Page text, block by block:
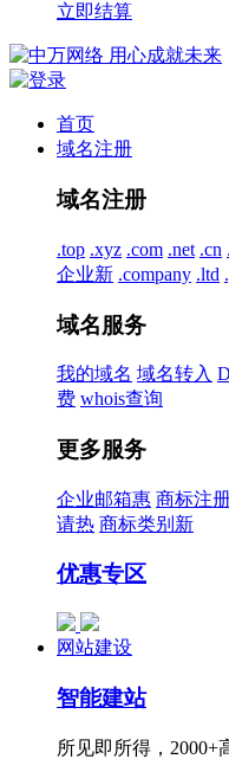
立即结算
首页
域名注册
域名注册
.top .xyz .com .net .cn
企业新 .company .ltd
域名服务
我的域名 域名转入
费 whois查询
更多服务
企业邮箱惠 商标注
请热 商标类别 新
优惠专区
网站建设
智能建站
所见即所得，2000+